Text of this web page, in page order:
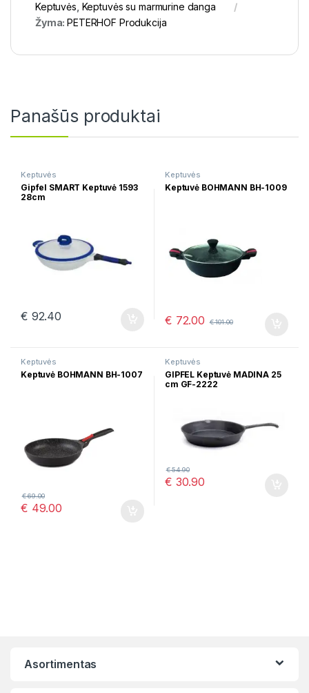
Keptuvės Keptuvės su marmurine danga
Žyma:PETERHOF Produkcija
Panašūs produktai
Keptuvės
Gipfel SMART Keptuvė 1593
28cm
€ 92.40
Keptuvės
Keptuvė BOHMANN BH-1009
€ 72.00 €101.00
Keptuvės
Keptuvė BOHMANN BH-1007
€ 49.00
€69.00
Keptuvės
GIPFEL Keptuvė MADINA 25
cm GF-2222
€ 30.90
€54.90
Asortimentas